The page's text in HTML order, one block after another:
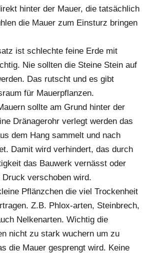
hinter der Mauer, die tatsächlich
die Mauer zum Einsturz bringen
ist schlechte feine Erde mit
Nie sollten die Steine Stein auf
Das rutscht und es gibt
für Mauerpflanzen.
sollte am Grund hinter der
Dränagerohr verlegt werden das
dem Hang sammelt und nach
Damit wird verhindert, das durch
das Bauwerk vernässt oder
Druck verschoben wird.
Pflänzchen die viel Trockenheit
Z.B. Phlox-arten, Steinbrech,
Nelkenarten. Wichtig die
nicht zu stark wuchern um zu
die Mauer gesprengt wird. Keine